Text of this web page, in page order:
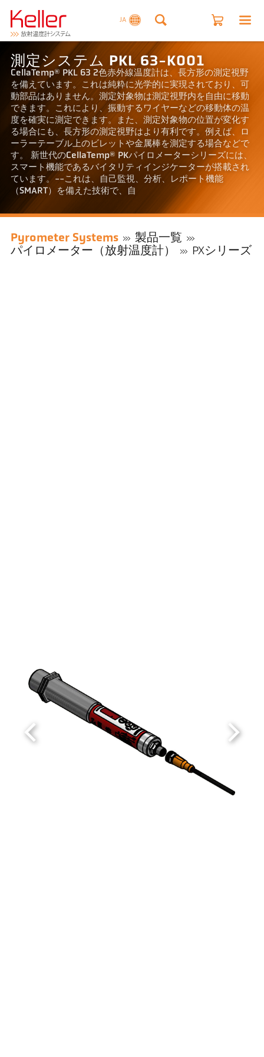
JA
測定システム PKL 63-K001
CellaTemp® PKL 63 2色赤外線温度計は、長方形の測定視野
を備えています。これは純粋に光学的に実現されており、可
動部品はありません。測定対象物は測定視野内を自由に移動
できます。これにより、振動するワイヤーなどの移動体の温
度を確実に測定できます。また、測定対象物の位置が変化す
る場合にも、長方形の測定視野はより有利です。例えば、ロ
ーラーテーブル上のビレットや金属棒を測定する場合などで
す。 新世代のCellaTemp® PKパイロメーターシリーズには、
スマート機能であるバイタリティインジケーターが搭載され
ています。--これは、自己監視、分析、レポート機能
（SMART）を備えた技術で、自
Pyrometer Systems
製品一覧
パイロメーター（放射温度計）
PXシリーズ